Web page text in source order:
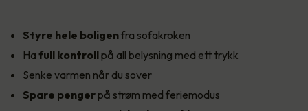
Styre hele boligenfra sofakroken
Ha full kontrollpå all belysning med ett trykk
Senke varmen når du sover
Spare pengerpå strøm med feriemodus